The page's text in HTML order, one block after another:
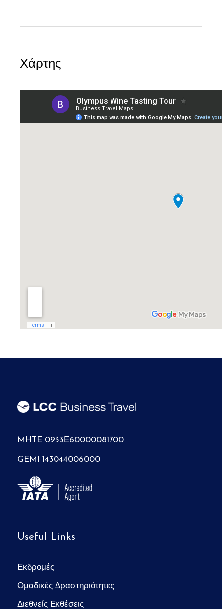
Χάρτης
MHTE 0933Ε60000081700
GEMI 143044006000
Useful Links
Εκδρομές
Ομαδικές Δραστηριότητες
Διεθνείς Εκθέσεις